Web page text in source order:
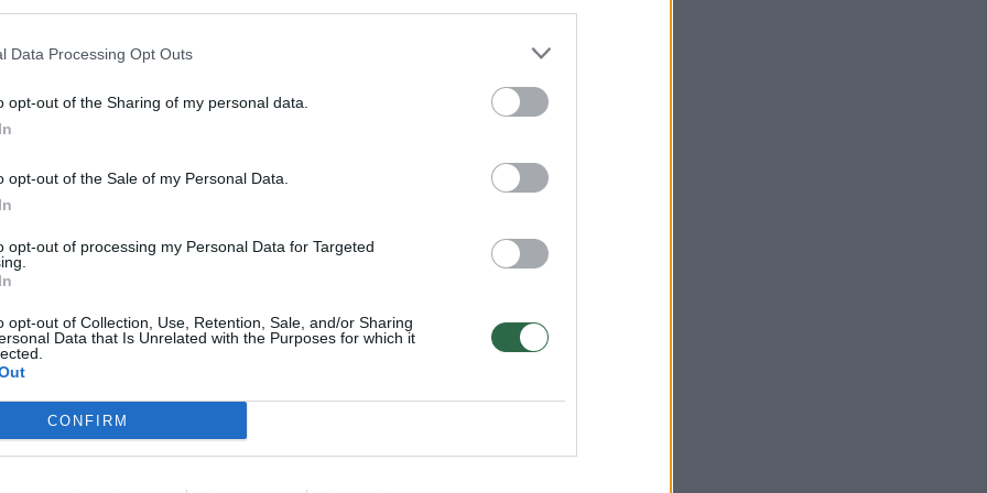
Data Processing Opt Outs
opt-out of the Sharing of my personal data.
opt-out of the Sale of my Personal Data.
opt-out of processing my Personal Data for Targeted
opt-out of Collection, Use, Retention, Sale, and/or Sharing
Data that Is Unrelated with the Purposes for which it
CONFIRM
aptariant sugrįžimo į
grįžtant į verslą, naudinga
Tokį, kokį pereina nauji
įvedimo proceso trukmės, atsakingų
susiderinti lūkesčius – kada ir kokio
darbdavio pagalbos ar lankstumo
hibridinio (mišraus) darbo
klausimus. Jei tik yra galimybė,
naudinga į darbą grįžti palaipsniui
– pataria D.Mikalauskė.